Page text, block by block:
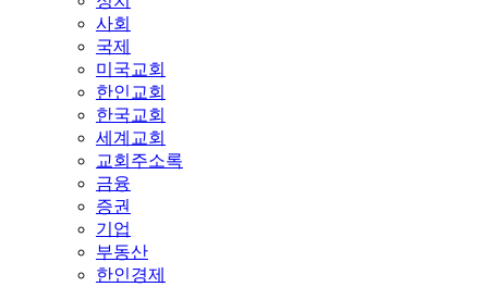
사회
국제
미국교회
한인교회
한국교회
세계교회
교회주소록
금융
증권
기업
부동산
한인경제